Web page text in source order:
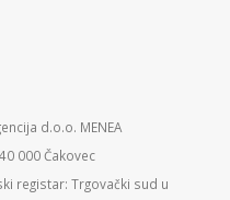
d.o.o. MENEA
000 Čakovec
registar: Trgovački sud u